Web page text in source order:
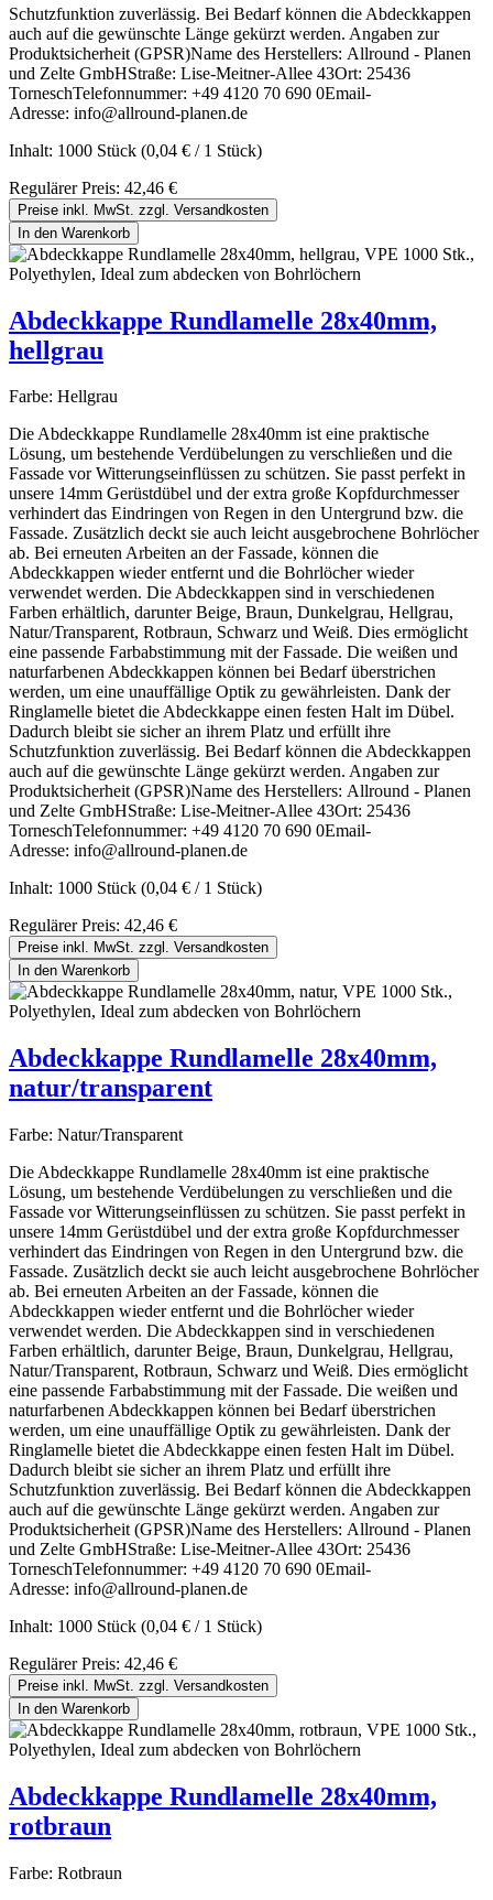
Schutzfunktion zuverlässig. Bei Bedarf können die Abdeckkappen
auch auf die gewünschte Länge gekürzt werden. Angaben zur
Produktsicherheit (GPSR)Name des Herstellers: Allround - Planen
und Zelte GmbHStraße: Lise-Meitner-Allee 43Ort: 25436
TorneschTelefonnummer: +49 4120 70 690 0Email-
Adresse: info@allround-planen.de
Inhalt: 1000 Stück (0,04 € / 1 Stück)
Regulärer Preis: 42,46 €
Preise inkl. MwSt. zzgl. Versandkosten
In den Warenkorb
Abdeckkappe Rundlamelle 28x40mm,
hellgrau
Farbe: Hellgrau
Die Abdeckkappe Rundlamelle 28x40mm ist eine praktische
Lösung, um bestehende Verdübelungen zu verschließen und die
Fassade vor Witterungseinflüssen zu schützen. Sie passt perfekt in
unsere 14mm Gerüstdübel und der extra große Kopfdurchmesser
verhindert das Eindringen von Regen in den Untergrund bzw. die
Fassade. Zusätzlich deckt sie auch leicht ausgebrochene Bohrlöcher
ab. Bei erneuten Arbeiten an der Fassade, können die
Abdeckkappen wieder entfernt und die Bohrlöcher wieder
verwendet werden. Die Abdeckkappen sind in verschiedenen
Farben erhältlich, darunter Beige, Braun, Dunkelgrau, Hellgrau,
Natur/Transparent, Rotbraun, Schwarz und Weiß. Dies ermöglicht
eine passende Farbabstimmung mit der Fassade. Die weißen und
naturfarbenen Abdeckkappen können bei Bedarf überstrichen
werden, um eine unauffällige Optik zu gewährleisten. Dank der
Ringlamelle bietet die Abdeckkappe einen festen Halt im Dübel.
Dadurch bleibt sie sicher an ihrem Platz und erfüllt ihre
Schutzfunktion zuverlässig. Bei Bedarf können die Abdeckkappen
auch auf die gewünschte Länge gekürzt werden. Angaben zur
Produktsicherheit (GPSR)Name des Herstellers: Allround - Planen
und Zelte GmbHStraße: Lise-Meitner-Allee 43Ort: 25436
TorneschTelefonnummer: +49 4120 70 690 0Email-
Adresse: info@allround-planen.de
Inhalt: 1000 Stück (0,04 € / 1 Stück)
Regulärer Preis: 42,46 €
Preise inkl. MwSt. zzgl. Versandkosten
In den Warenkorb
Abdeckkappe Rundlamelle 28x40mm,
natur/transparent
Farbe: Natur/Transparent
Die Abdeckkappe Rundlamelle 28x40mm ist eine praktische
Lösung, um bestehende Verdübelungen zu verschließen und die
Fassade vor Witterungseinflüssen zu schützen. Sie passt perfekt in
unsere 14mm Gerüstdübel und der extra große Kopfdurchmesser
verhindert das Eindringen von Regen in den Untergrund bzw. die
Fassade. Zusätzlich deckt sie auch leicht ausgebrochene Bohrlöcher
ab. Bei erneuten Arbeiten an der Fassade, können die
Abdeckkappen wieder entfernt und die Bohrlöcher wieder
verwendet werden. Die Abdeckkappen sind in verschiedenen
Farben erhältlich, darunter Beige, Braun, Dunkelgrau, Hellgrau,
Natur/Transparent, Rotbraun, Schwarz und Weiß. Dies ermöglicht
eine passende Farbabstimmung mit der Fassade. Die weißen und
naturfarbenen Abdeckkappen können bei Bedarf überstrichen
werden, um eine unauffällige Optik zu gewährleisten. Dank der
Ringlamelle bietet die Abdeckkappe einen festen Halt im Dübel.
Dadurch bleibt sie sicher an ihrem Platz und erfüllt ihre
Schutzfunktion zuverlässig. Bei Bedarf können die Abdeckkappen
auch auf die gewünschte Länge gekürzt werden. Angaben zur
Produktsicherheit (GPSR)Name des Herstellers: Allround - Planen
und Zelte GmbHStraße: Lise-Meitner-Allee 43Ort: 25436
TorneschTelefonnummer: +49 4120 70 690 0Email-
Adresse: info@allround-planen.de
Inhalt: 1000 Stück (0,04 € / 1 Stück)
Regulärer Preis: 42,46 €
Preise inkl. MwSt. zzgl. Versandkosten
In den Warenkorb
Abdeckkappe Rundlamelle 28x40mm,
rotbraun
Farbe: Rotbraun